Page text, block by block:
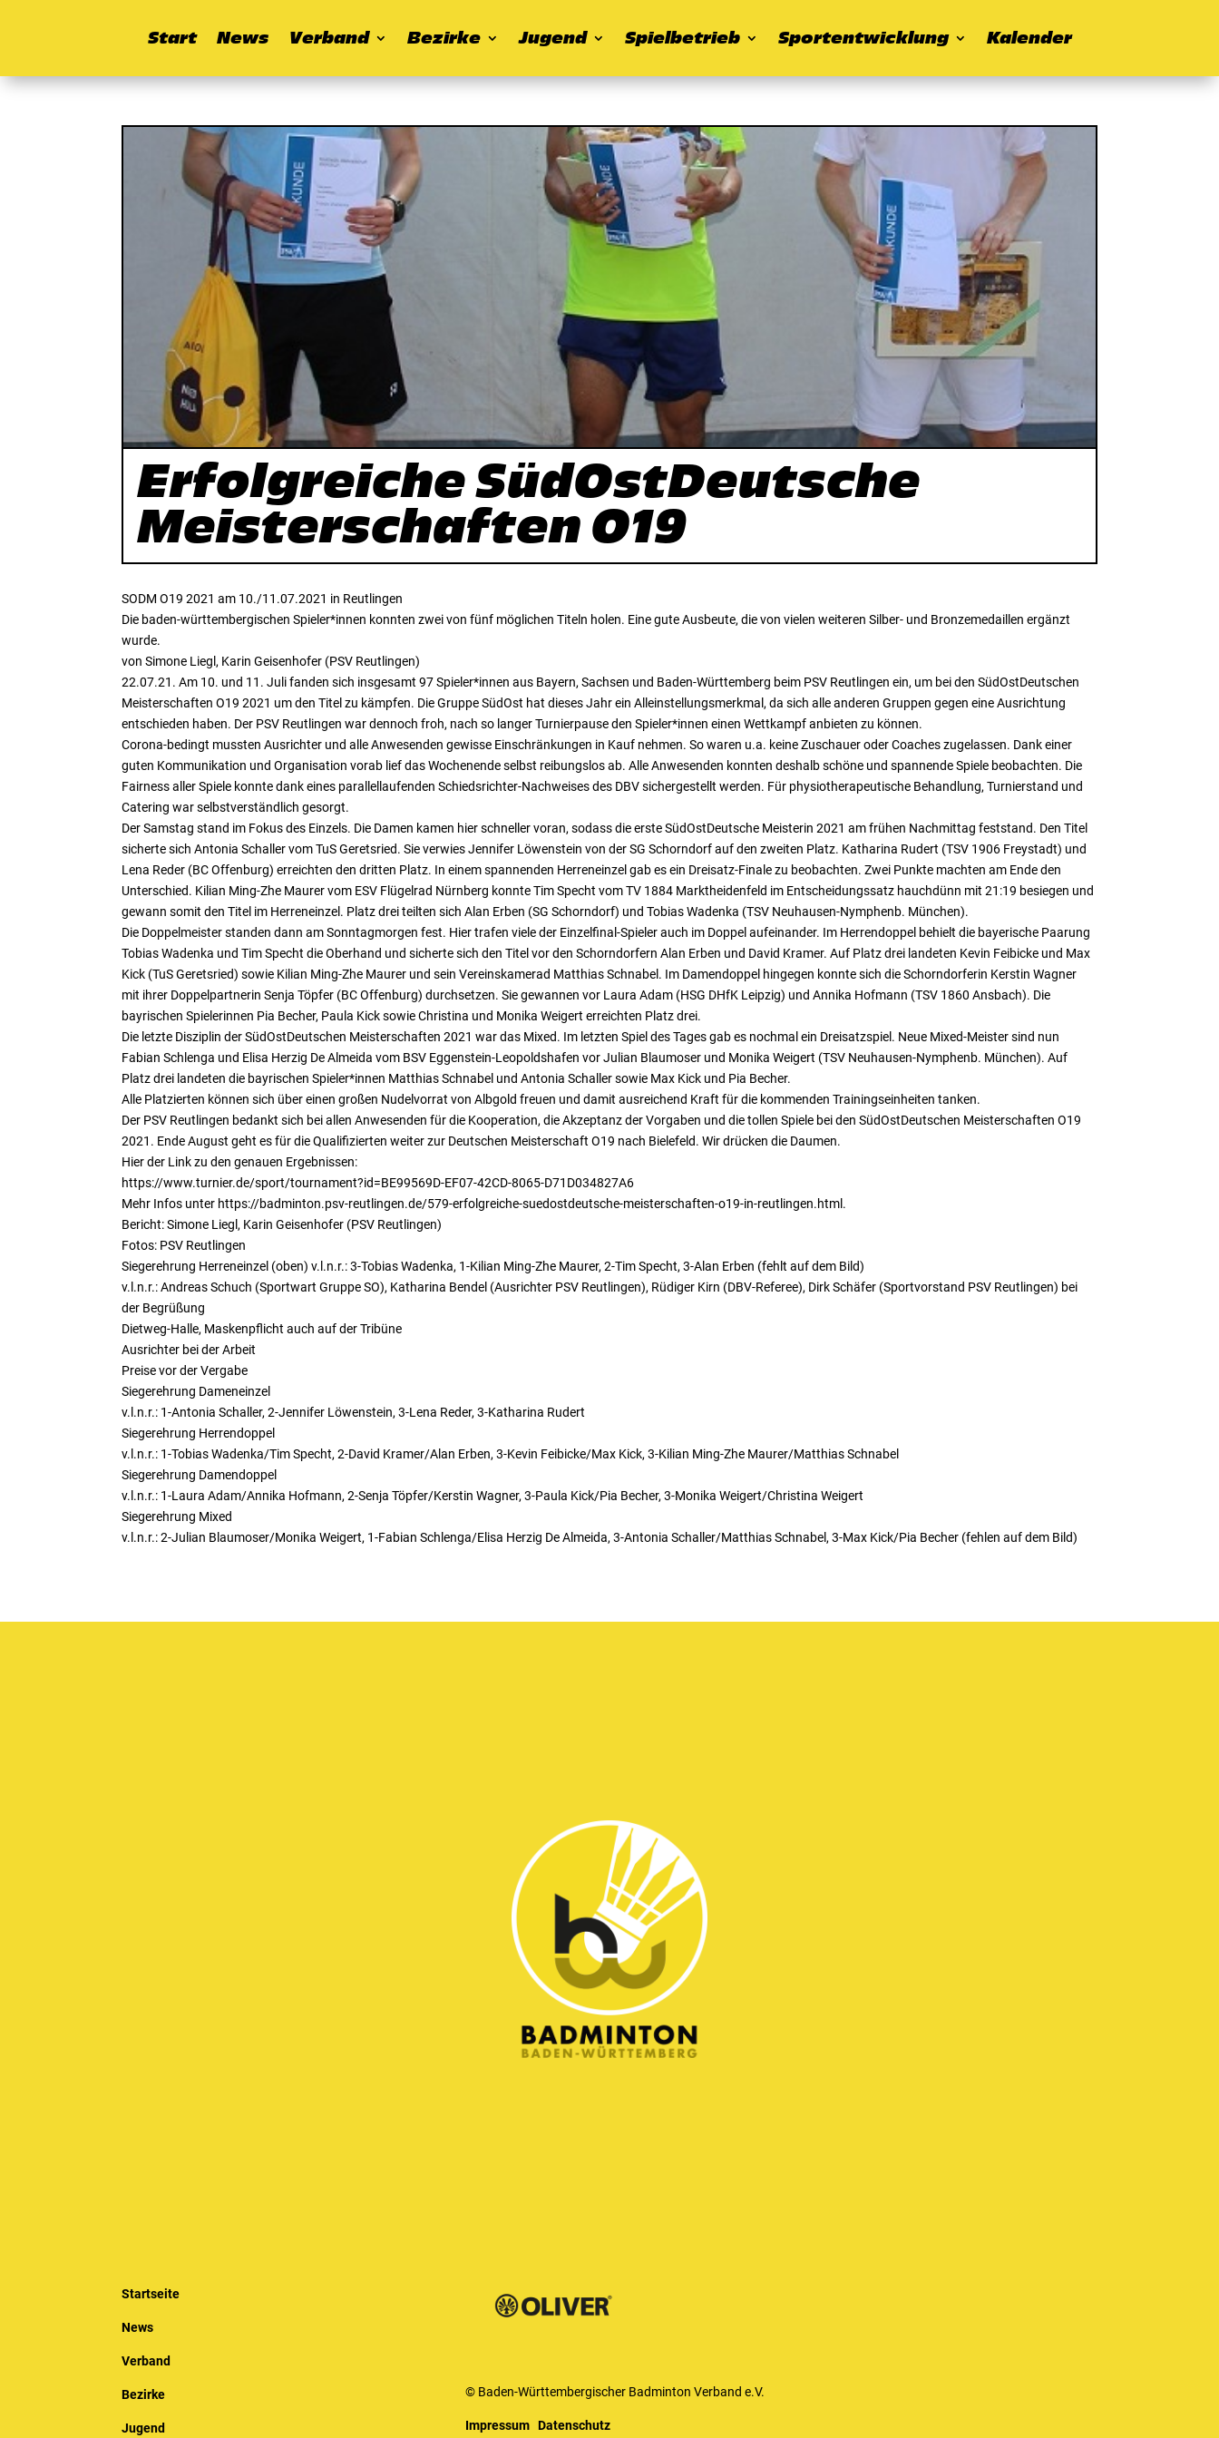
Start News Verband Bezirke Jugend Spielbetrieb Sportentwicklung Kalender
Erfolgreiche SüdOstDeutsche
Meisterschaften O19
SODM O19 2021 am 10./11.07.2021 in Reutlingen
Die baden-württembergischen Spieler*innen konnten zwei von fünf möglichen Titeln holen. Eine gute Ausbeute, die von vielen weiteren Silber- und Bronzemedaillen ergänzt
wurde.
von Simone Liegl, Karin Geisenhofer (PSV Reutlingen)
22.07.21. Am 10. und 11. Juli fanden sich insgesamt 97 Spieler*innen aus Bayern, Sachsen und Baden-Württemberg beim PSV Reutlingen ein, um bei den SüdOstDeutschen
Meisterschaften O19 2021 um den Titel zu kämpfen. Die Gruppe SüdOst hat dieses Jahr ein Alleinstellungsmerkmal, da sich alle anderen Gruppen gegen eine Ausrichtung
entschieden haben. Der PSV Reutlingen war dennoch froh, nach so langer Turnierpause den Spieler*innen einen Wettkampf anbieten zu können.
Corona-bedingt mussten Ausrichter und alle Anwesenden gewisse Einschränkungen in Kauf nehmen. So waren u.a. keine Zuschauer oder Coaches zugelassen. Dank einer
guten Kommunikation und Organisation vorab lief das Wochenende selbst reibungslos ab. Alle Anwesenden konnten deshalb schöne und spannende Spiele beobachten. Die
Fairness aller Spiele konnte dank eines parallellaufenden Schiedsrichter-Nachweises des DBV sichergestellt werden. Für physiotherapeutische Behandlung, Turnierstand und
Catering war selbstverständlich gesorgt.
Der Samstag stand im Fokus des Einzels. Die Damen kamen hier schneller voran, sodass die erste SüdOstDeutsche Meisterin 2021 am frühen Nachmittag feststand. Den Titel
sicherte sich Antonia Schaller vom TuS Geretsried. Sie verwies Jennifer Löwenstein von der SG Schorndorf auf den zweiten Platz. Katharina Rudert (TSV 1906 Freystadt) und
Lena Reder (BC Offenburg) erreichten den dritten Platz. In einem spannenden Herreneinzel gab es ein Dreisatz-Finale zu beobachten. Zwei Punkte machten am Ende den
Unterschied. Kilian Ming-Zhe Maurer vom ESV Flügelrad Nürnberg konnte Tim Specht vom TV 1884 Marktheidenfeld im Entscheidungssatz hauchdünn mit 21:19 besiegen und
gewann somit den Titel im Herreneinzel. Platz drei teilten sich Alan Erben (SG Schorndorf) und Tobias Wadenka (TSV Neuhausen-Nymphenb. München).
Die Doppelmeister standen dann am Sonntagmorgen fest. Hier trafen viele der Einzelfinal-Spieler auch im Doppel aufeinander. Im Herrendoppel behielt die bayerische Paarung
Tobias Wadenka und Tim Specht die Oberhand und sicherte sich den Titel vor den Schorndorfern Alan Erben und David Kramer. Auf Platz drei landeten Kevin Feibicke und Max
Kick (TuS Geretsried) sowie Kilian Ming-Zhe Maurer und sein Vereinskamerad Matthias Schnabel. Im Damendoppel hingegen konnte sich die Schorndorferin Kerstin Wagner
mit ihrer Doppelpartnerin Senja Töpfer (BC Offenburg) durchsetzen. Sie gewannen vor Laura Adam (HSG DHfK Leipzig) und Annika Hofmann (TSV 1860 Ansbach). Die
bayrischen Spielerinnen Pia Becher, Paula Kick sowie Christina und Monika Weigert erreichten Platz drei.
Die letzte Disziplin der SüdOstDeutschen Meisterschaften 2021 war das Mixed. Im letzten Spiel des Tages gab es nochmal ein Dreisatzspiel. Neue Mixed-Meister sind nun
Fabian Schlenga und Elisa Herzig De Almeida vom BSV Eggenstein-Leopoldshafen vor Julian Blaumoser und Monika Weigert (TSV Neuhausen-Nymphenb. München). Auf
Platz drei landeten die bayrischen Spieler*innen Matthias Schnabel und Antonia Schaller sowie Max Kick und Pia Becher.
Alle Platzierten können sich über einen großen Nudelvorrat von Albgold freuen und damit ausreichend Kraft für die kommenden Trainingseinheiten tanken.
Der PSV Reutlingen bedankt sich bei allen Anwesenden für die Kooperation, die Akzeptanz der Vorgaben und die tollen Spiele bei den SüdOstDeutschen Meisterschaften O19
2021. Ende August geht es für die Qualifizierten weiter zur Deutschen Meisterschaft O19 nach Bielefeld. Wir drücken die Daumen.
Hier der Link zu den genauen Ergebnissen:
https://www.turnier.de/sport/tournament?id=BE99569D-EF07-42CD-8065-D71D034827A6
Mehr Infos unter https://badminton.psv-reutlingen.de/579-erfolgreiche-suedostdeutsche-meisterschaften-o19-in-reutlingen.html.
Bericht: Simone Liegl, Karin Geisenhofer (PSV Reutlingen)
Fotos: PSV Reutlingen
Siegerehrung Herreneinzel (oben) v.l.n.r.: 3-Tobias Wadenka, 1-Kilian Ming-Zhe Maurer, 2-Tim Specht, 3-Alan Erben (fehlt auf dem Bild)
v.l.n.r.: Andreas Schuch (Sportwart Gruppe SO), Katharina Bendel (Ausrichter PSV Reutlingen), Rüdiger Kirn (DBV-Referee), Dirk Schäfer (Sportvorstand PSV Reutlingen) bei
der Begrüßung
Dietweg-Halle, Maskenpflicht auch auf der Tribüne
Ausrichter bei der Arbeit
Preise vor der Vergabe
Siegerehrung Dameneinzel
v.l.n.r.: 1-Antonia Schaller, 2-Jennifer Löwenstein, 3-Lena Reder, 3-Katharina Rudert
Siegerehrung Herrendoppel
v.l.n.r.: 1-Tobias Wadenka/Tim Specht, 2-David Kramer/Alan Erben, 3-Kevin Feibicke/Max Kick, 3-Kilian Ming-Zhe Maurer/Matthias Schnabel
Siegerehrung Damendoppel
v.l.n.r.: 1-Laura Adam/Annika Hofmann, 2-Senja Töpfer/Kerstin Wagner, 3-Paula Kick/Pia Becher, 3-Monika Weigert/Christina Weigert
Siegerehrung Mixed
v.l.n.r.: 2-Julian Blaumoser/Monika Weigert, 1-Fabian Schlenga/Elisa Herzig De Almeida, 3-Antonia Schaller/Matthias Schnabel, 3-Max Kick/Pia Becher (fehlen auf dem Bild)
Startseite
News
Verband
Bezirke
Jugend
© Baden-Württembergischer Badminton Verband e.V.
Impressum Datenschutz